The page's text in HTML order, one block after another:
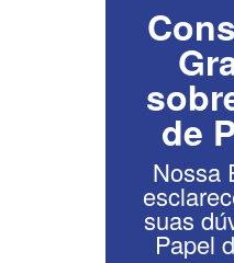
de
Nossa
suas
Papel